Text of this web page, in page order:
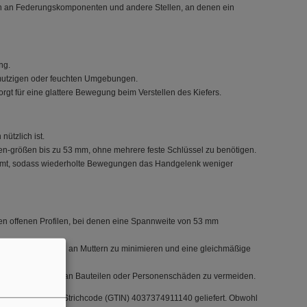
Federungskomponenten und andere Stellen, an denen ein
oder feuchten Umgebungen.
für eine glattere Bewegung beim Verstellen des Kiefers.
nützlich ist.
größen bis zu 53 mm, ohne mehrere feste Schlüssel zu benötigen.
sodass wiederholte Bewegungen das Handgelenk weniger
offenen Profilen, bei denen eine Spannweite von 53 mm
um Rundungen an Muttern zu minimieren und eine gleichmäßige
an Bauteilen oder Personenschäden zu vermeiden.
dem globalen Strichcode (GTIN) 4037374911140 geliefert. Obwohl